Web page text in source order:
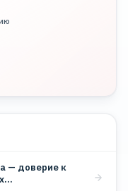
— доверие к